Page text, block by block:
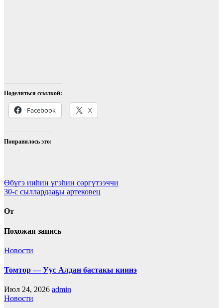
Поделиться ссылкой:
Facebook X
Понравилось это:
Навигация
по
записям
Өбүгэ ииһин үгэһин сөргүтээччи
30-с сыллардааҕы артековец
От
Похожая запись
Новости
Томтор — Уус Алдан бастакы киинэ
Июл 24, 2026 admin
Новости